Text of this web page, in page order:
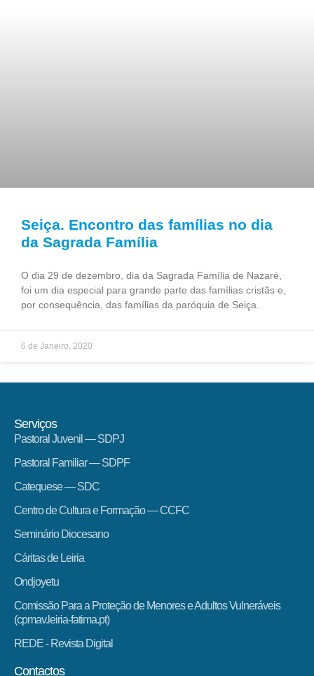
Seiça. Encontro das famílias no dia
da Sagrada Família
O dia 29 de dezembro, dia da Sagrada Família de Nazaré,
foi um dia especial para grande parte das famílias cristãs e,
por consequência, das famílias da paróquia de Seiça.
6 de Janeiro, 2020
Serviços
Pastoral Juvenil — SDPJ
Pastoral Familiar — SDPF
Catequese — SDC
Centro de Cultura e Formação — CCFC
Seminário Diocesano
Cáritas de Leiria
Ondjoyetu
Comissão Para a Proteção de Menores e Adultos Vulneráveis
(cpmav.leiria-fatima.pt)
REDE - Revista Digital
Contactos